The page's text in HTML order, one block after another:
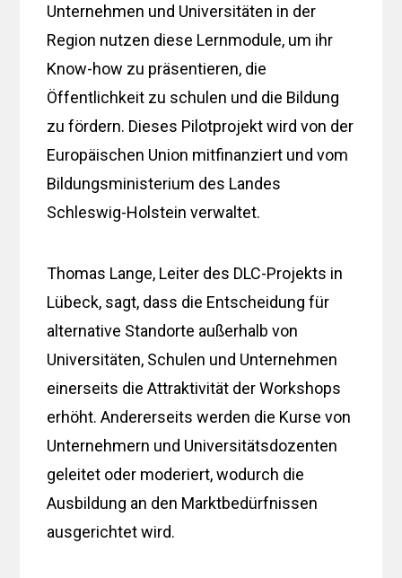
Unternehmen und Universitäten in der
Region nutzen diese Lernmodule, um ihr
Know-how zu präsentieren, die
Öffentlichkeit zu schulen und die Bildung
zu fördern. Dieses Pilotprojekt wird von der
Europäischen Union mitfinanziert und vom
Bildungsministerium des Landes
Schleswig-Holstein verwaltet.
Thomas Lange, Leiter des DLC-Projekts in
Lübeck, sagt, dass die Entscheidung für
alternative Standorte außerhalb von
Universitäten, Schulen und Unternehmen
einerseits die Attraktivität der Workshops
erhöht. Andererseits werden die Kurse von
Unternehmern und Universitätsdozenten
geleitet oder moderiert, wodurch die
Ausbildung an den Marktbedürfnissen
ausgerichtet wird.